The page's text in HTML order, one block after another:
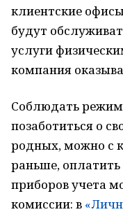
клиентские
будут
услуги
компания
Соблюдать
позаботиться о
родных, можно с
раньше, оплатить
приборов учета
комиссии: в